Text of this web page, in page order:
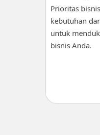
Prioritas
kebutuhan
untuk
bisnis Anda.